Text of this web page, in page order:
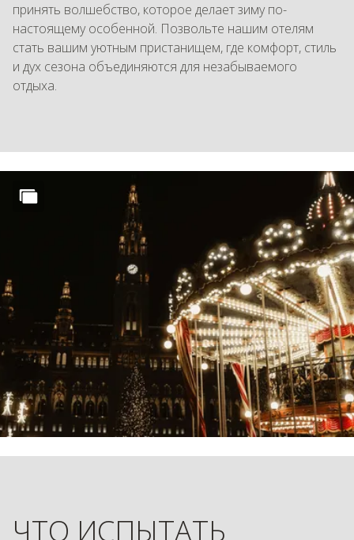
принять волшебство, которое делает зиму по-
настоящему особенной. Позвольте нашим отелям
стать вашим уютным пристанищем, где комфорт, стиль
и дух сезона объединяются для незабываемого
отдыха.
ЧТО ИСПЫТАТЬ